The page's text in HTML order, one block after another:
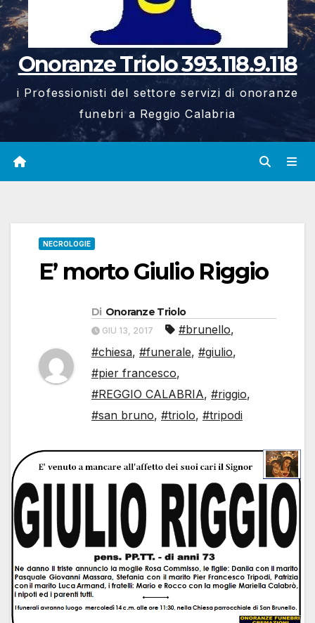
Onoranze Triolo 393.118.9.118
i Professionisti del settore servizi di onoranze
funebri a Reggio Calabria
NECROLOGIE
E’ morto Giulio Riggio
Di Onoranze Triolo
GIU 13, 2017 #brunello,
#chiesa, #funerale, #giulio,
#pier francesco,
#REGGIO CALABRIA, #riggio,
#san bruno, #triolo, #tripodi